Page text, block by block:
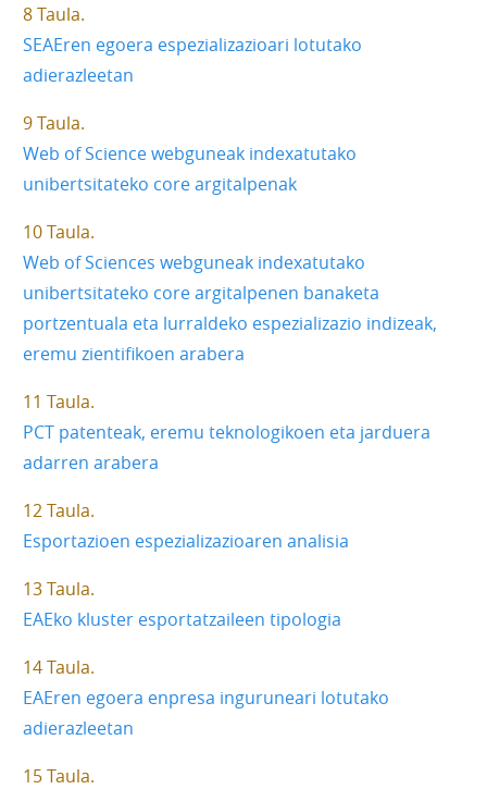
8 Taula
SEAEren egoera espezializazioari lotutako
adierazleetan
9 Taula
Web of Science webguneak indexatutako
unibertsitateko core argitalpenak
10 Taula
Web of Sciences webguneak indexatutako
unibertsitateko core argitalpenen banaketa
portzentuala eta lurraldeko espezializazio indizeak,
eremu zientifikoen arabera
11 Taula
PCT patenteak, eremu teknologikoen eta jarduera
adarren arabera
12 Taula
Esportazioen espezializazioaren analisia
13 Taula
EAEko kluster esportatzaileen tipologia
14 Taula
EAEren egoera enpresa inguruneari lotutako
adierazleetan
15 Taula